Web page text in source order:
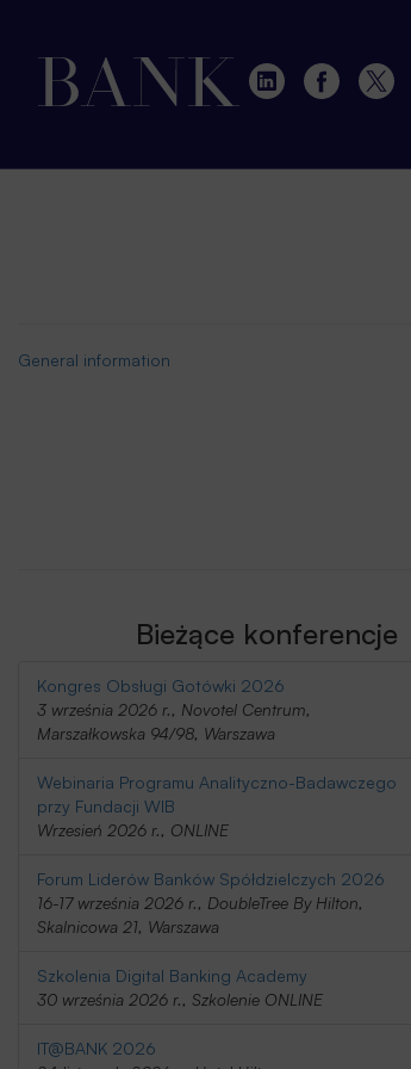
General information
Bieżące konferencje
Kongres Obsługi Gotówki 2026
3 września 2026 r., Novotel Centrum,
Marszałkowska 94/98, Warszawa
Webinaria Programu Analityczno-Badawczego
przy Fundacji WIB
Wrzesień 2026 r., ONLINE
Forum Liderów Banków Spółdzielczych 2026
16-17 września 2026 r., DoubleTree By Hilton,
Skalnicowa 21, Warszawa
Szkolenia Digital Banking Academy
30 września 2026 r., Szkolenie ONLINE
IT@BANK 2026